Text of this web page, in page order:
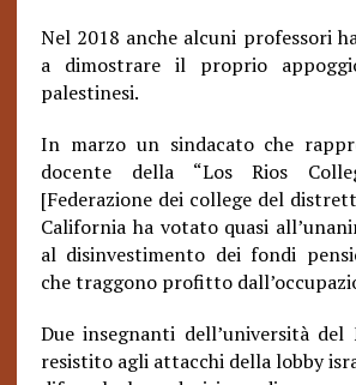
Nel 2018 anche alcuni professori
a dimostrare il proprio
palestinesi.
In marzo un sindacato che
docente della “Los Rios
[Federazione dei college del
California ha votato quasi
al disinvestimento dei fondi
che traggono profitto
Due insegnanti dell’università del
resistito agli attacchi della lobby